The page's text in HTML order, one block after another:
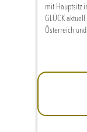
mit Hauptsitz
GLÜCK
Österreich und